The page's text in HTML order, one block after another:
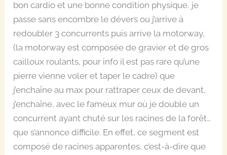
bon cardio et une bonne condition physique, je
passe sans encombre le dévers ou j’arrive à
redoubler 3 concurrents puis arrive la motorway,
(la motorway est composée de gravier et de gros
cailloux roulants, pour info il est pas rare qu’une
pierre vienne voler et taper le cadre) que
j’enchaîne au max pour rattraper ceux de devant,
j’enchaîne, avec le fameux mur où je double un
concurrent ayant chuté sur les racines de la forêt…
que s’annonce difficile. En effet, ce segment est
composé de racines apparentes, c’est-à-dire que